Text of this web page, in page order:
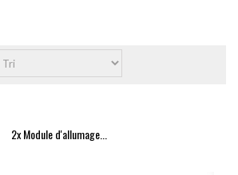
2x Module d'allumage...